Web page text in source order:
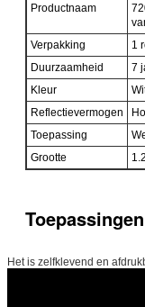
Productnaam
Verpakking
1
Duurzaamheid
7
Kleur
Reflectievermogen
Toepassing
Grootte
Het is zelfklevend en